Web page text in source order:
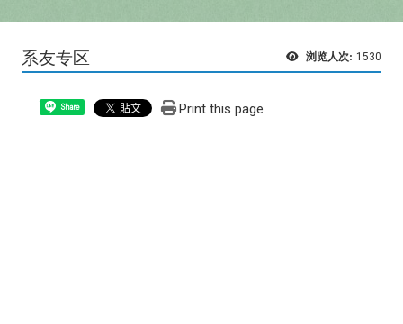
浏览人次: 1530
系友专区
Share Print this page